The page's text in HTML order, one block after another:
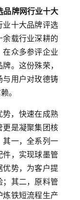
品牌网行业十大
业十大品牌评选
余载行业深耕的
在众多参评企业
。这份殊荣，
与用户对玫德铸
。
势，快速在成熟
更是凝聚集团核
其一，全系列一
件，实现球墨管
优势，为客户提
；其二，原料管
炼铁短流程生产